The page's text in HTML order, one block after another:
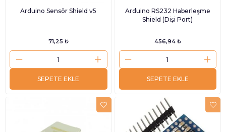
Arduino Sensör Shield v5
71,25 ₺
SEPETE EKLE
Arduino RS232 Haberleşme
Shield (Dişi Port)
456,94 ₺
SEPETE EKLE